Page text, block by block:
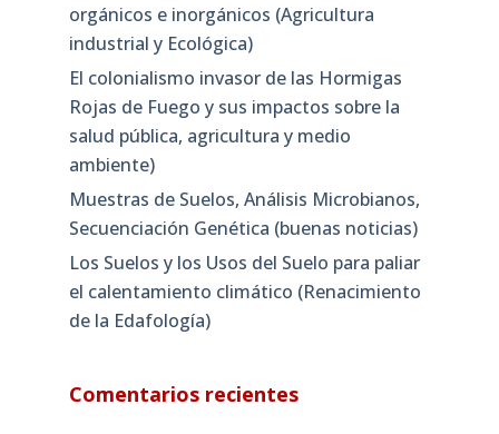
orgánicos e inorgánicos (Agricultura
industrial y Ecológica)
El colonialismo invasor de las Hormigas
Rojas de Fuego y sus impactos sobre la
salud pública, agricultura y medio
ambiente)
Muestras de Suelos, Análisis Microbianos,
Secuenciación Genética (buenas noticias)
Los Suelos y los Usos del Suelo para paliar
el calentamiento climático (Renacimiento
de la Edafología)
Comentarios recientes